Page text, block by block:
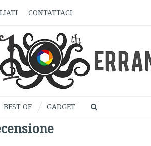
CONTATTACI
BEST OF GADGET